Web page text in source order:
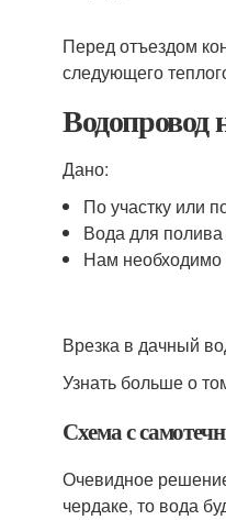
Перед отъездом
следующего
Водопровод
Дано:
По участку или
Вода для
Нам необходимо
Врезка в дачный
Узнать больше о
Схема с
Очевидное
чердаке, то вода